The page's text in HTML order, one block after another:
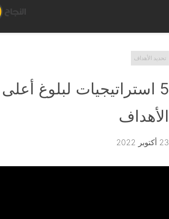
تحديد الأهداف
5 استراتيجيات لبلوغ
الأهداف
23 أكتوبر 2022